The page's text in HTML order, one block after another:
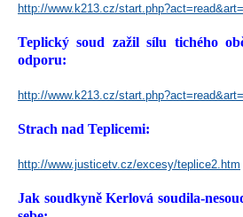
http://www.k213.cz/
Teplický soud zažil sílu tichého
odporu:
http://www.k213.cz/
Strach nad Teplicemi:
http://www.justicetv.cz/excesy/teplice2.htm
Jak soudkyně Kerlová soudila-